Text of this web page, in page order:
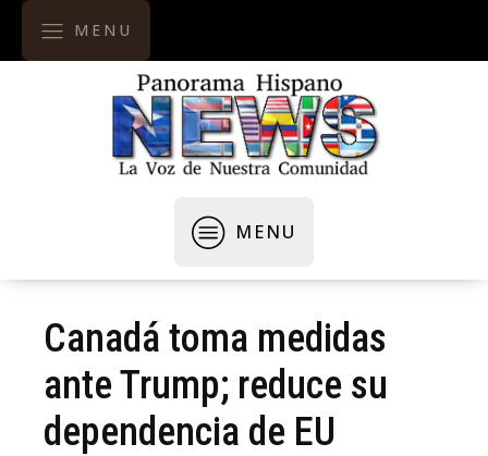
MENU
MENU
Canadá toma medidas
ante Trump; reduce su
dependencia de EU